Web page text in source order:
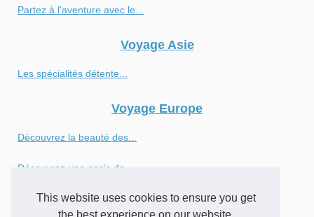
This website uses cookies to ensure you get
Partez à l'aventure avec le...
Voyage Asie
Les spécialités détente...
Voyage Europe
Découvrez la beauté des...
Découvrez une oasis de...
Exploration des magnifiques...